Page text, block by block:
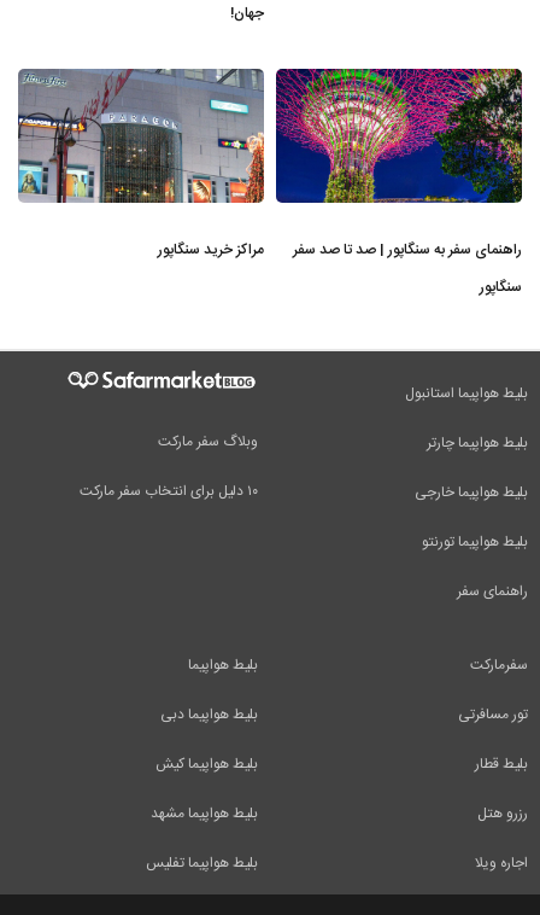
جهان!
راهنمای سفر به سنگاپور | صد تا صد سفر
سنگاپور
مراکز خرید سنگاپور
وبلاگ سفر مارکت
۱۰ دلیل برای انتخاب سفر مارکت
بلیط هواپیما استانبول
بلیط هواپیما چارتر
بلیط هواپیما خارجی
بلیط هواپیما تورنتو
راهنمای سفر
بلیط هواپیما
بلیط هواپیما دبی
بلیط هواپیما کیش
بلیط هواپیما مشهد
بلیط هواپیما تفلیس
سفرمارکت
تور مسافرتی
بلیط قطار
رزرو هتل
اجاره ویلا